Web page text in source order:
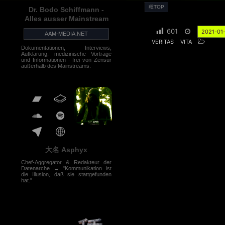
Dr. Bodo Schiffmann -
Alles ausser Mainstream
AAM-MEDIA.NET
Dokumentationen, Interviews,
Aufklärung, medizinische Vorträge
und Informationen - frei von Zensur
außerhalb des Mainstreams.
大名 Asphyx
Chef-Aggregator & Redakteur der
Datenarche → "Kommunikation ist
die Illusion, daß sie stattgefunden
hat."
種TOP
601 2021-
VERITAS
VITA